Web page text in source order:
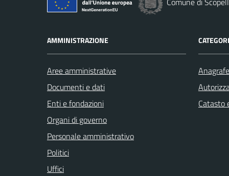
AMMINISTRAZIONE
Aree amministrative
Documenti e dati
Enti e fondazioni
Organi di governo
Personale amministrativo
Politici
Uffici
Catasto